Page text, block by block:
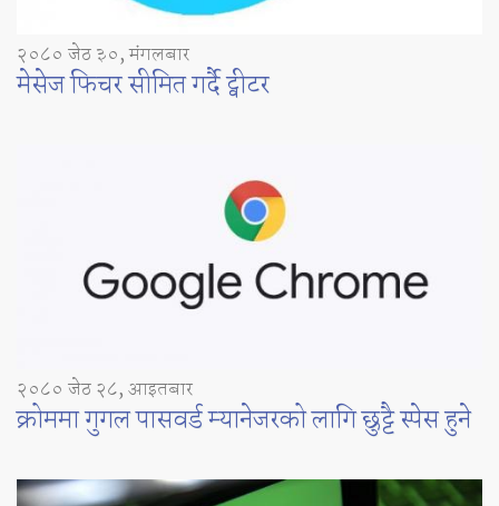
२०८० जेठ ३०, मंगलबार
मेसेज फिचर सीमित गर्दै ट्वीटर
२०८० जेठ २८, आइतबार
क्रोममा गुगल पासवर्ड म्यानेजरको लागि छुट्टै स्पेस हुने